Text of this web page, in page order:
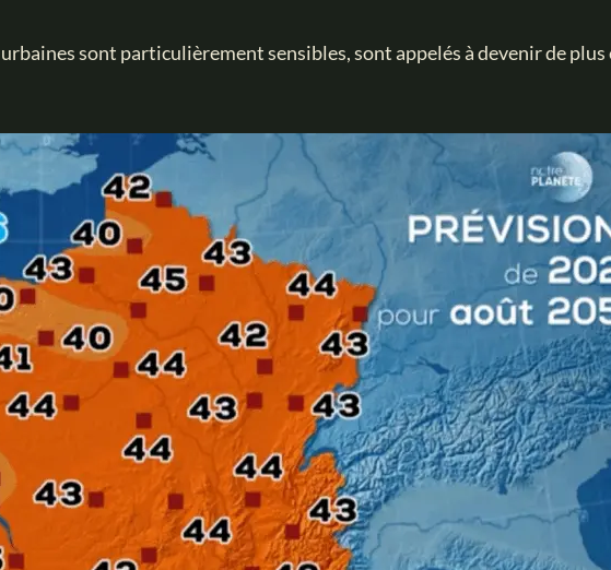
sont particulièrement sensibles, sont appelés à devenir de plus